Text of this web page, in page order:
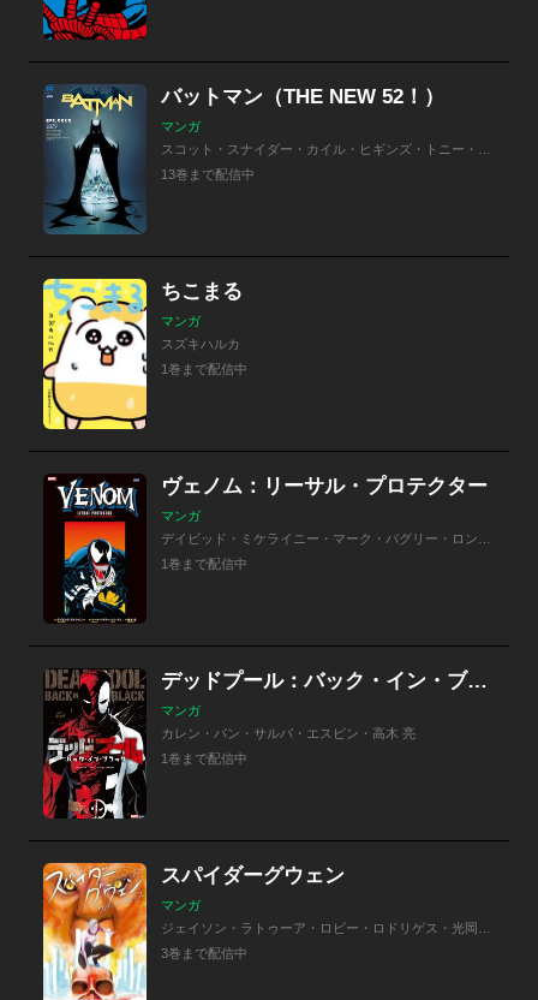
バットマン（THE NEW 52！）
マンガ
13巻まで配信中
ちこまる
マンガ
スズキハルカ
1巻まで配信中
ヴェノム：リーサル・プロテクター
マンガ
1巻まで配信中
デッドプール：バック・イン・ブラック
マンガ
カレン・バン・サルバ・エスピン・高木 亮
1巻まで配信中
スパイダーグウェン
マンガ
3巻まで配信中